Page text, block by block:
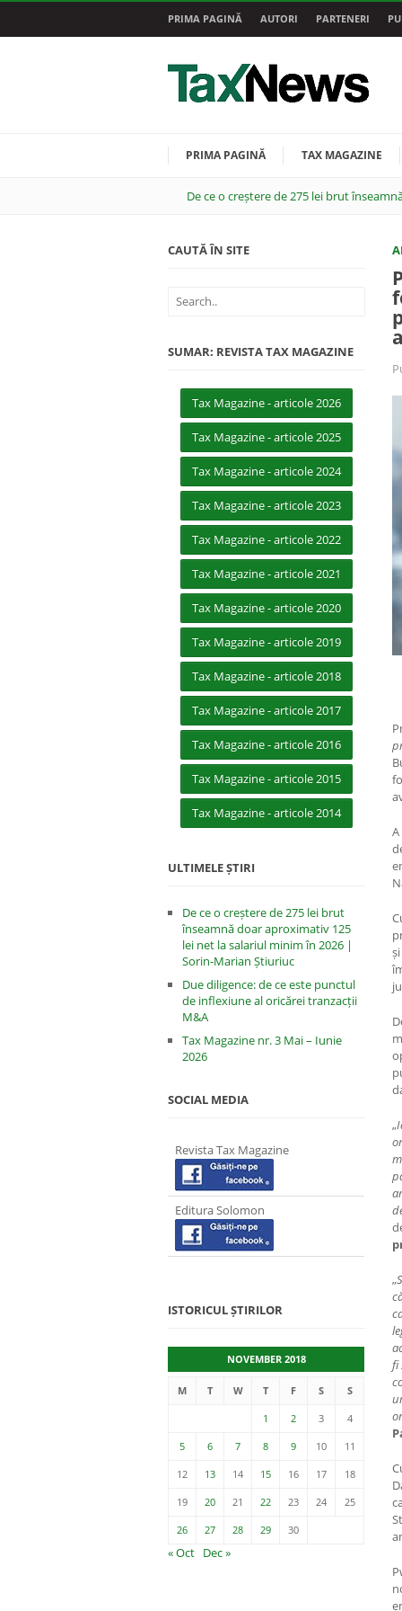
PRIMA PAGINĂ AUTORI PARTENERI
PRIMA PAGINĂ TAX MAGAZINE
De ce o creștere de 275 lei brut
„
„
fi
CAUTĂ ÎN SITE
SUMAR: REVISTA TAX MAGAZINE
Tax Magazine - articole 2026
Tax Magazine - articole 2025
Tax Magazine - articole 2024
Tax Magazine - articole 2023
Tax Magazine - articole 2022
Tax Magazine - articole 2021
Tax Magazine - articole 2020
Tax Magazine - articole 2019
Tax Magazine - articole 2018
Tax Magazine - articole 2017
Tax Magazine - articole 2016
Tax Magazine - articole 2015
Tax Magazine - articole 2014
ULTIMELE ȘTIRI
De ce o creștere de 275 lei brut
înseamnă doar aproximativ 125
lei net la salariul minim în 2026 |
Sorin-Marian Știuriuc
Due diligence: de ce este punctul
de inflexiune al oricărei tranzacții
M&A
Tax Magazine nr. 3 Mai – Iunie
2026
SOCIAL MEDIA
Revista Tax Magazine
Editura Solomon
ISTORICUL ȘTIRILOR
NOVEMBER 2018
M T W T F S S
1 2 3 4
5 6 7 8 9 10 11
12 13 14 15 16 17 18
19 20 21 22 23 24 25
26 27 28 29 30
« Oct Dec »